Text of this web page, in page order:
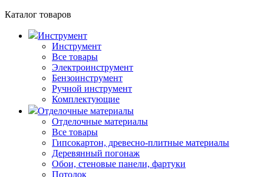
Каталог товаров
Инструмент
Инструмент
Все товары
Электроинструмент
Бензоинструмент
Ручной инструмент
Комплектующие
Отделочные материалы
Отделочные материалы
Все товары
Гипсокартон, древесно-плитные материалы
Деревянный погонаж
Обои, стеновые панели, фартуки
Потолок